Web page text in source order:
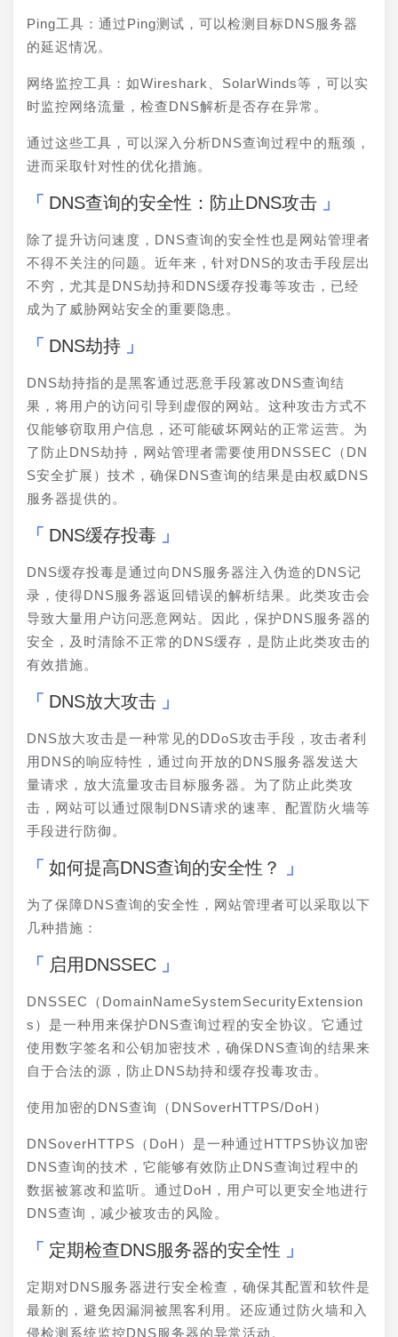
Ping工具：通过Ping测试，可以检测目标DNS服务器
的延迟情况。
网络监控工具：如Wireshark、SolarWinds等，可以实
时监控网络流量，检查DNS解析是否存在异常。
通过这些工具，可以深入分析DNS查询过程中的瓶颈，
进而采取针对性的优化措施。
DNS查询的安全性：防止DNS攻击
除了提升访问速度，DNS查询的安全性也是网站管理者
不得不关注的问题。近年来，针对DNS的攻击手段层出
不穷，尤其是DNS劫持和DNS缓存投毒等攻击，已经
成为了威胁网站安全的重要隐患。
DNS劫持
DNS劫持指的是黑客通过恶意手段篡改DNS查询结
果，将用户的访问引导到虚假的网站。这种攻击方式不
仅能够窃取用户信息，还可能破坏网站的正常运营。为
了防止DNS劫持，网站管理者需要使用DNSSEC（DN
S安全扩展）技术，确保DNS查询的结果是由权威DNS
服务器提供的。
DNS缓存投毒
DNS缓存投毒是通过向DNS服务器注入伪造的DNS记
录，使得DNS服务器返回错误的解析结果。此类攻击会
导致大量用户访问恶意网站。因此，保护DNS服务器的
安全，及时清除不正常的DNS缓存，是防止此类攻击的
有效措施。
DNS放大攻击
DNS放大攻击是一种常见的DDoS攻击手段，攻击者利
用DNS的响应特性，通过向开放的DNS服务器发送大
量请求，放大流量攻击目标服务器。为了防止此类攻
击，网站可以通过限制DNS请求的速率、配置防火墙等
手段进行防御。
如何提高DNS查询的安全性？
为了保障DNS查询的安全性，网站管理者可以采取以下
几种措施：
启用DNSSEC
DNSSEC（DomainNameSystemSecurityExtension
s）是一种用来保护DNS查询过程的安全协议。它通过
使用数字签名和公钥加密技术，确保DNS查询的结果来
自于合法的源，防止DNS劫持和缓存投毒攻击。
使用加密的DNS查询（DNSoverHTTPS/DoH）
DNSoverHTTPS（DoH）是一种通过HTTPS协议加密
DNS查询的技术，它能够有效防止DNS查询过程中的
数据被篡改和监听。通过DoH，用户可以更安全地进行
DNS查询，减少被攻击的风险。
定期检查DNS服务器的安全性
定期对DNS服务器进行安全检查，确保其配置和软件是
最新的，避免因漏洞被黑客利用。还应通过防火墙和入
侵检测系统监控DNS服务器的异常活动。